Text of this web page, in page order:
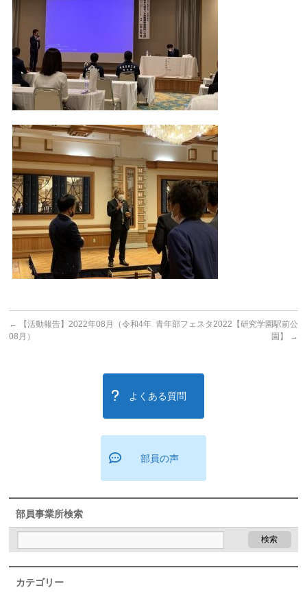
←
【活動報告】2022年08月（令和4年
08月）
青年部フェスタ2022【研究学園駅前公
園】
→
よくある質問
部員の声
部員事業所検索
カテゴリー